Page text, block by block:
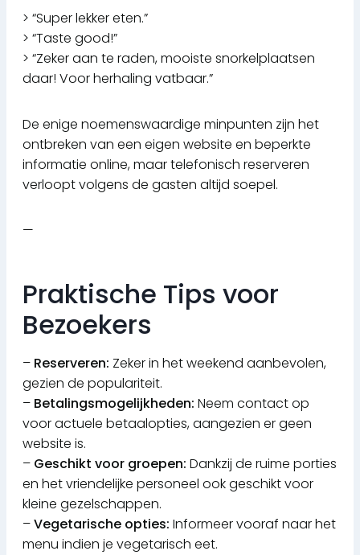
> “Super lekker eten.”
> “Taste good!”
> “Zeker aan te raden, mooiste snorkelplaatsen
daar! Voor herhaling vatbaar.”
De enige noemenswaardige minpunten zijn het
ontbreken van een eigen website en beperkte
informatie online, maar telefonisch reserveren
verloopt volgens de gasten altijd soepel.
—
Praktische Tips voor
Bezoekers
– Reserveren: Zeker in het weekend aanbevolen,
gezien de populariteit.
– Betalingsmogelijkheden: Neem contact op
voor actuele betaalopties, aangezien er geen
website is.
– Geschikt voor groepen: Dankzij de ruime porties
en het vriendelijke personeel ook geschikt voor
kleine gezelschappen.
–Vegetarische opties: Informeer vooraf naar het
menu indien je vegetarisch eet.